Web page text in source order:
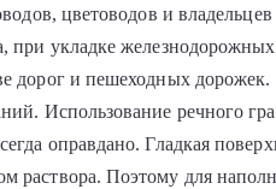
цветоводов и
при укладке
дорог и пешеходных
Использование речного
оправдано. Гладкая
раствора. Поэтому для